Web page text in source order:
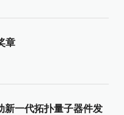
章
新一代拓扑量子器件发